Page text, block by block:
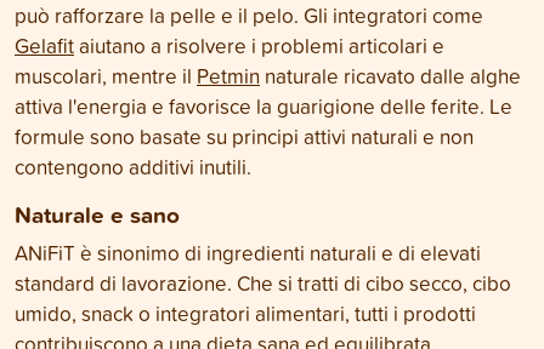
può rafforzare la pelle e il pelo. Gli integratori come
Gelafit aiutano a risolvere i problemi articolari e
muscolari, mentre il Petmin naturale ricavato dalle alghe
attiva l'energia e favorisce la guarigione delle ferite. Le
formule sono basate su principi attivi naturali e non
contengono additivi inutili.
Naturale e sano
ANiFiT è sinonimo di ingredienti naturali e di elevati
standard di lavorazione. Che si tratti di cibo secco, cibo
umido, snack o integratori alimentari, tutti i prodotti